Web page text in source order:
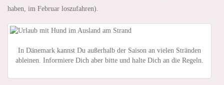
haben, im Februar loszufahren).
In Dänemark kannst Du außerhalb der Saison an vielen Stränden
ableinen. Informiere Dich aber bitte und halte Dich an die Regeln.